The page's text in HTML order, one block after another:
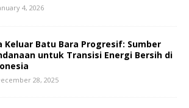
4, 2026
Keluar Batu Bara Progresif: Sumber
untuk Transisi Energi Bersih di
28, 2025